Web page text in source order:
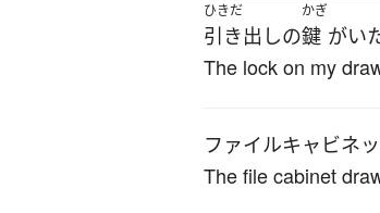
ひきだ
引き出しの
かぎ
鍵 がい
The lock on my
ファイルキャビネ
The file cabinet